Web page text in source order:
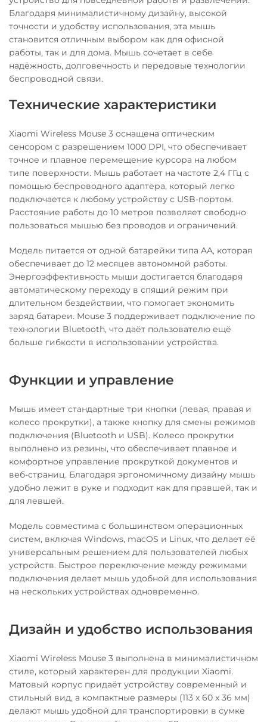
Благодаря минималистичному дизайну, высокой
точности и удобству использования, эта мышь
становится отличным выбором как для офисной
работы, так и для дома. Мышь сочетает в себе
надёжность, долговечность и передовые технологии
беспроводной связи.
Технические характеристики
Xiaomi Wireless Mouse 3 оснащена оптическим
сенсором с разрешением 1000 DPI, что обеспечивает
точное и плавное перемещение курсора на любом
типе поверхности. Мышь работает на частоте 2,4 ГГц с
помощью беспроводного адаптера, который легко
подключается к любому устройству с USB-портом.
Расстояние работы до 10 метров позволяет свободно
пользоваться мышью без проводов и ограничений.
Модель питается от одной батарейки типа AA, которая
обеспечивает до 12 месяцев автономной работы.
Энергоэффективность мыши достигается благодаря
автоматическому переходу в спящий режим при
длительном бездействии, что помогает экономить
заряд батареи. Mouse 3 поддерживает подключение по
технологии Bluetooth, что даёт пользователю ещё
больше гибкости в использовании устройства.
Функции и управление
Мышь имеет стандартные три кнопки (левая, правая и
колесо прокрутки), а также кнопку для смены режимов
подключения (Bluetooth и USB). Колесо прокрутки
выполнено из резины, что обеспечивает плавное и
комфортное управление прокруткой документов и
веб-страниц. Благодаря эргономичному дизайну мышь
удобно лежит в руке и подходит как для правшей, так и
для левшей.
Модель совместима с большинством операционных
систем, включая Windows, macOS и Linux, что делает её
универсальным решением для пользователей любых
устройств. Быстрое переключение между режимами
подключения делает мышь удобной для использования
на нескольких устройствах одновременно.
Дизайн и удобство использования
Xiaomi Wireless Mouse 3 выполнена в минималистичном
стиле, который характерен для продукции Xiaomi.
Матовый корпус придаёт устройству современный и
стильный вид, а компактные размеры (113 x 60 x 36 мм)
делают мышь удобной для транспортировки в сумке